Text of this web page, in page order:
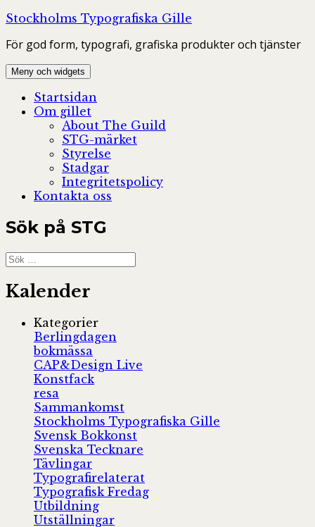
Hoppa
innehåll
Stockholms Typografiska Gille
För god form, typografi, grafiska produkter och tjänster
Meny och widgets
Startsidan
Om gillet
About The Guild
STG-märket
Styrelse
Stadgar
Integritetspolicy
Kontakta oss
Sök på STG
Sök
efter:
Kalender
Kategorier
Berlingdagen
bokmässa
CAP&Design Live
Konstfack
resa
Sammankomst
Stockholms Typografiska Gille
Svensk Bokkonst
Svenska Tecknare
Tävlingar
Typografirelaterat
Typografisk Fredag
Utbildning
Utställningar